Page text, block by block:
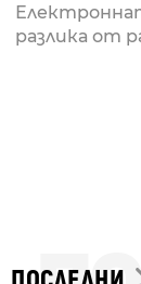
разлика от